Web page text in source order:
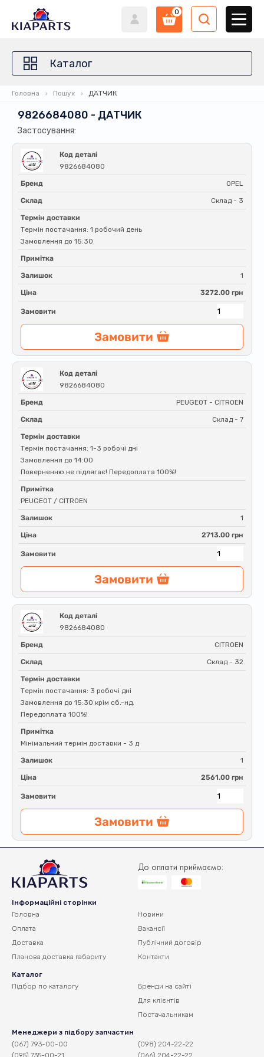
0
Каталог
Головна Пошук ДАТЧИК
9826684080 - ДАТЧИК
Застосування:
Код деталі
9826684080
Бренд OPEL
Склад Склад - 3
Термін доставки
Термін постачання: 1 робочий день
Замовлення до 15:30
Примітка
Залишок 1
Ціна 3272.00 грн
Замовити
Замовити
Код деталі
9826684080
Бренд PEUGEOT - CITROEN
Склад Склад - 7
Термін доставки
Термін постачання: 1-3 робочі дні
Замовлення до 14:00
Поверненню не підлягає! Передоплата 100%!
Примітка
PEUGEOT / CITROEN
Залишок 1
Ціна 2713.00 грн
Замовити
Замовити
Код деталі
9826684080
Бренд CITROEN
Склад Склад - 32
Термін доставки
Термін постачання: 3 робочі дні
Замовлення до 15:30 крім сб.-нд.
Передоплата 100%!
Примітка
Мінімальний термін доставки - 3 д
Залишок 1
Ціна 2561.00 грн
Замовити
Замовити
До оплати приймаємо:
Інформаційні сторінки
Головна
Оплата
Доставка
Планова доставка габариту
Новини
Вакансії
Публічний договір
Контакти
Каталог
Підбор по каталогу
Бренди на сайті
Для клієнтів
Постачальникам
Менеджери з підбору запчастин
(067) 793-00-00
(095) 735-00-21
(098) 204-22-22
(066) 204-22-22